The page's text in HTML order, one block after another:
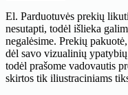
El. Parduotuvės prekių
nesutapti, todėl išlieka
negalėsime. Prekių
dėl savo vizualinių
todėl prašome vadovautis
skirtos tik iliustraciniams